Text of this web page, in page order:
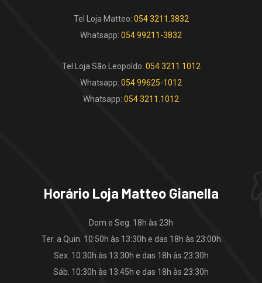
Tel Loja Matteo: 054 3211.3832
Whatsapp: 054 99211-3832
Tel Loja São Leopoldo: 054 3211.1012
Whatsapp: 054 99625-1012
Whatsapp: 054 3211.1012
Horário Loja Matteo Gianella
Dom e Seg. 18h às 23h
Ter. a Quin. 10:50h às 13:30h e das 18h às 23:00h
Sex. 10:30h às 13:30h e das 18h às 23:30h
Sáb. 10:30h às 13:45h e das 18h às 23:30h